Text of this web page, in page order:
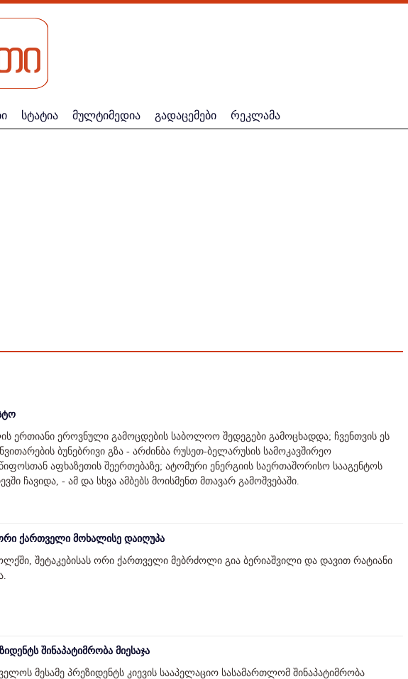
სტატია მულტიმედია გადაცემები რეკლამა
ერთიანი ეროვნული გამოცდების საბოლოო შედეგები გამოცხადდა; ჩვენთვის ეს
ბუნებრივი გზა - არძინბა რუსეთ-ბელარუსის სამოკავშირეო
აფხაზეთის შეერთებაზე; ატომური ენერგიის საერთაშორისო სააგენტოს
ჩავიდა, - ამ და სხვა ამბებს მოისმენთ მთავარ გამოშვებაში.
ქართველი მოხალისე დაიღუპა
შეტაკებისას ორი ქართველი მებრძოლი გია ბერიაშვილი და დავით რატიანი
შინაპატიმრობა მიესაჯა
მესამე პრეზიდენტს კიევის სააპელაციო სასამართლომ შინაპატიმრობა